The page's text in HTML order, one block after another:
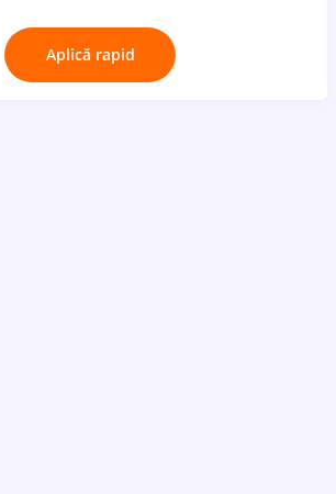
Aplică rapid